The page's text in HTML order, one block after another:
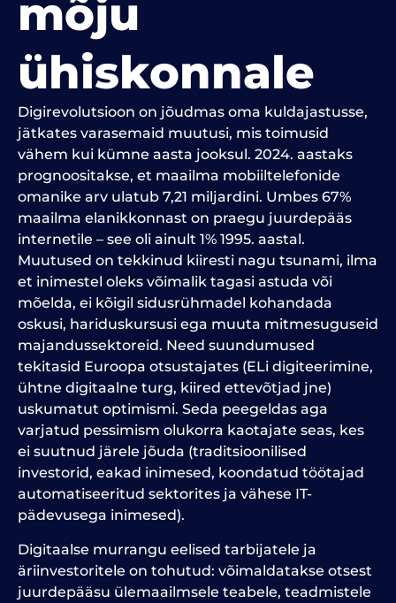
mõju
ühiskonnale
Digirevolutsioon on jõudmas oma kuldajastusse,
jätkates varasemaid muutusi, mis toimusid
vähem kui kümne aasta jooksul. 2024. aastaks
prognoositakse, et maailma mobiiltelefonide
omanike arv ulatub 7,21 miljardini. Umbes 67%
maailma elanikkonnast on praegu juurdepääs
internetile – see oli ainult 1% 1995. aastal.
Muutused on tekkinud kiiresti nagu tsunami, ilma
et inimestel oleks võimalik tagasi astuda või
mõelda, ei kõigil sidusrühmadel kohandada
oskusi, hariduskursusi ega muuta mitmesuguseid
majandussektoreid. Need suundumused
tekitasid Euroopa otsustajates (ELi digiteerimine,
ühtne digitaalne turg, kiired ettevõtjad jne)
uskumatut optimismi. Seda peegeldas aga
varjatud pessimism olukorra kaotajate seas, kes
ei suutnud järele jõuda (traditsioonilised
investorid, eakad inimesed, koondatud töötajad
automatiseeritud sektorites ja vähese IT-
pädevusega inimesed).
Digitaalse murrangu eelised tarbijatele ja
äriinvestoritele on tohutud: võimaldatakse otsest
juurdepääsu ülemaailmsele teabele, teadmistele